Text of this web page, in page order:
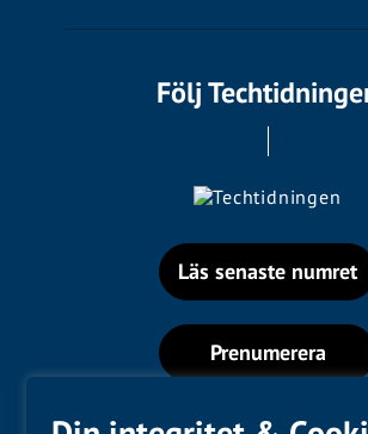
Följ
Läs senaste numret
Prenumerera